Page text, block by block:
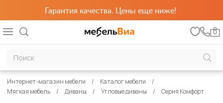
Гарантия качества. Цены еще ниже!
0
Интернет-магазин мебели
Каталог мебели
Мягкая мебель
Диваны Угловые диваны Серия Комфорт